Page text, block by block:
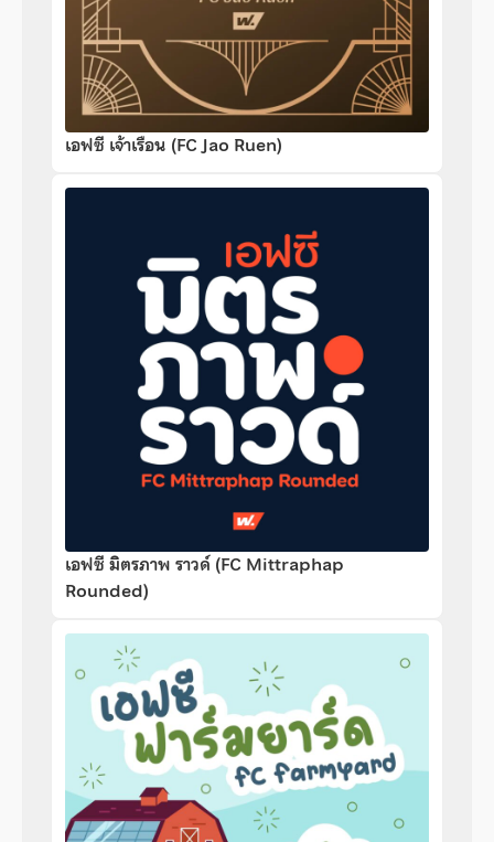
เอฟซี เจ้าเรือน (FC Jao Ruen)
เอฟซี มิตรภาพ ราวด์ (FC Mittraphap
Rounded)